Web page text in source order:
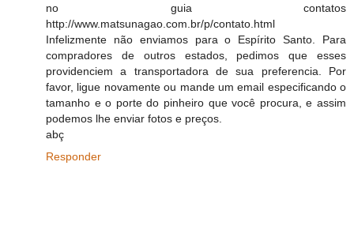
no guia contatos
http://www.matsunagao.com.br/p/contato.html
Infelizmente não enviamos para o Espírito Santo. Para
compradores de outros estados, pedimos que esses
providenciem a transportadora de sua preferencia. Por
favor, ligue novamente ou mande um email especificando o
tamanho e o porte do pinheiro que você procura, e assim
podemos lhe enviar fotos e preços.
abç
Responder